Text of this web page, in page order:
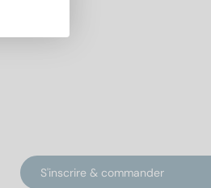
S'inscrire & commander